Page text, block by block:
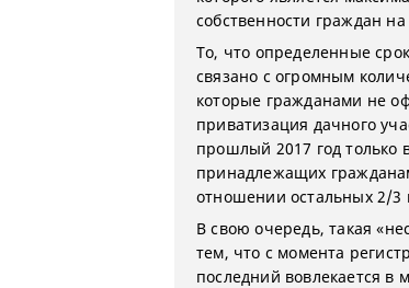
собственности граждан
То, что определенные
связано с огромным
которые гражданами не
приватизация дачного
прошлый 2017 год только
принадлежащих
отношении остальных 2/3
В свою очередь, такая
тем, что с момента
последний вовлекается в